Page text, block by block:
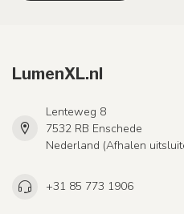
LumenXL.nl
Lenteweg 8
7532 RB Enschede
Nederland (Afhalen
+31 85 773 1906